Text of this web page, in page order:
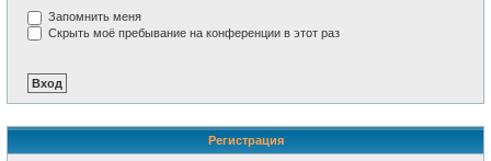
Запомнить меня
Скрыть моё пребывание на конференции в этот раз
Регистрация